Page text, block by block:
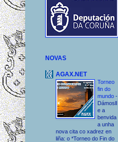
NOVAS
AGAX.NET
Torneo
fin do
mundo -
Dámosll
e a
benvida
a unha
nova cita co xadrez en
liña: o *Torneo do Fin do